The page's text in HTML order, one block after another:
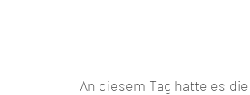
An diesem Tag hatte es